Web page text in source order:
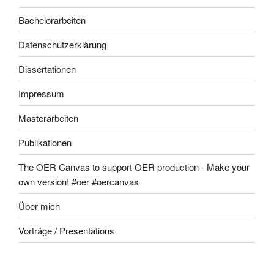
Bachelorarbeiten
Datenschutzerklärung
Dissertationen
Impressum
Masterarbeiten
Publikationen
The OER Canvas to support OER production - Make your
own version! #oer #oercanvas
Über mich
Vorträge / Presentations